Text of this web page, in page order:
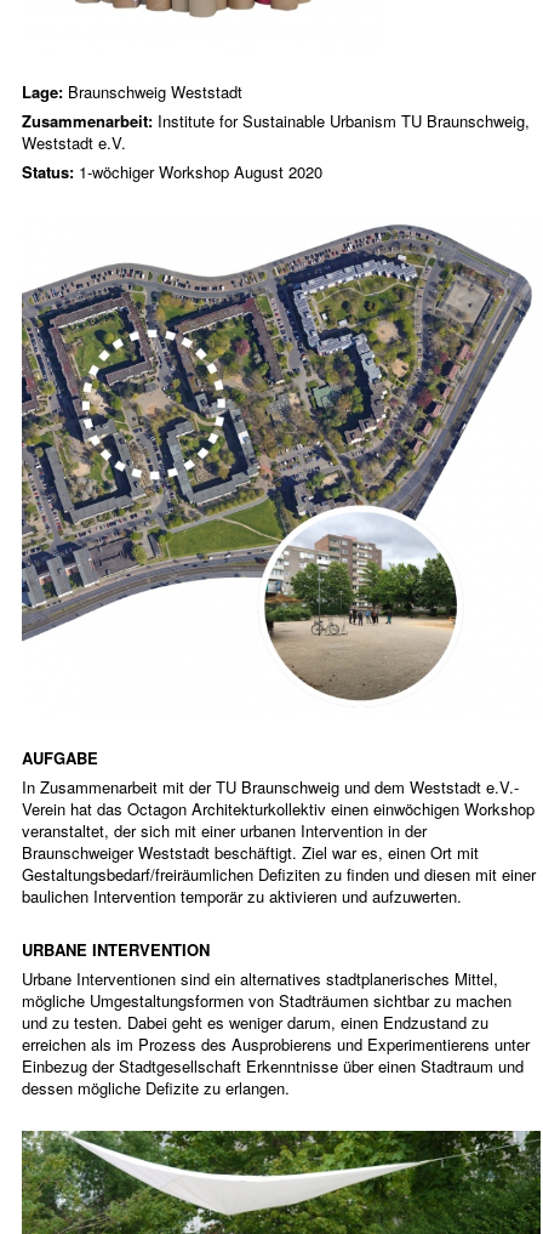
Lage: Braunschweig Weststadt
Zusammenarbeit: Institute for Sustainable Urbanism TU Braunschweig,
Weststadt e.V.
Status: 1-wöchiger Workshop August 2020
AUFGABE
In Zusammenarbeit mit der TU Braunschweig und dem Weststadt e.V.-
Verein hat das Octagon Architekturkollektiv einen einwöchigen Workshop
veranstaltet, der sich mit einer urbanen Intervention in der
Braunschweiger Weststadt beschäftigt. Ziel war es, einen Ort mit
Gestaltungsbedarf/freiräumlichen Defiziten zu finden und diesen mit einer
baulichen Intervention temporär zu aktivieren und aufzuwerten.
URBANE INTERVENTION
Urbane Interventionen sind ein alternatives stadtplanerisches Mittel,
mögliche Umgestaltungsformen von Stadträumen sichtbar zu machen
und zu testen. Dabei geht es weniger darum, einen Endzustand zu
erreichen als im Prozess des Ausprobierens und Experimentierens unter
Einbezug der Stadtgesellschaft Erkenntnisse über einen Stadtraum und
dessen mögliche Defizite zu erlangen.